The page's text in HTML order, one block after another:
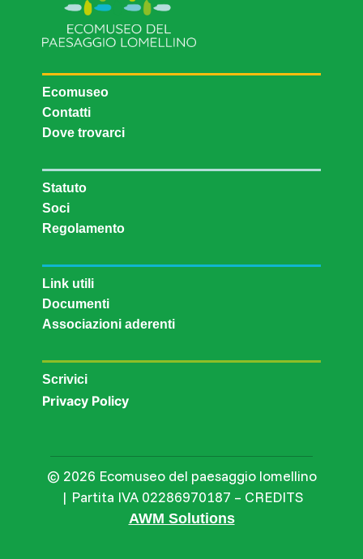
Ecomuseo
Contatti
Dove trovarci
Statuto
Soci
Regolamento
Link utili
Documenti
Associazioni aderenti
Scrivici
Privacy Policy
© 2026 Ecomuseo del paesaggio lomellino
| Partita IVA 02286970187 – CREDITS
AWM Solutions